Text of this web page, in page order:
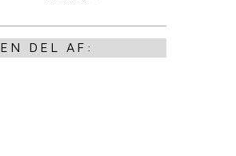
EN DEL AF: